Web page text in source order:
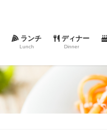
ランチ
Lunch
ディナー
Dinner